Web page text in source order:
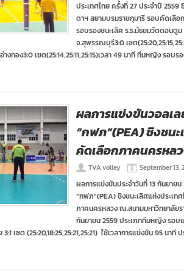
ประเทศไทย ครั้งที่ 27 ประจำปี
ดาฯ สยามบรมราชกุมารี รอบคัดเลือ
รอบรองชนะเลิศ ร.ร.มัธยมวัดดอนตูม
จ.สุพรรณบุรี3:0 เซต
งทอง3:0 เซต(25:14,25:11,25:15)เวลา 49 นาที ทีมหญิง รอบร
ผลการแข่งขันวอลเ
“กฟภ”(PEA) ชิงชน
คัดเลือกภาคนครหล
TVA volley September 13,
ผลการแข่งขันประจำวันที่ 13 กันยาย
“กฟภ”(PEA) ชิงชนะเลิศแห่งประเท
ภาคนครหลวง ณ.สนามมหาวิทยาลัย
กันยายน 2559 ประเภททีมหญิง รอบ
เซต (25:20,18:25,25:21,25:21) ใช้เวลาการแข่งขัน 95 นาที